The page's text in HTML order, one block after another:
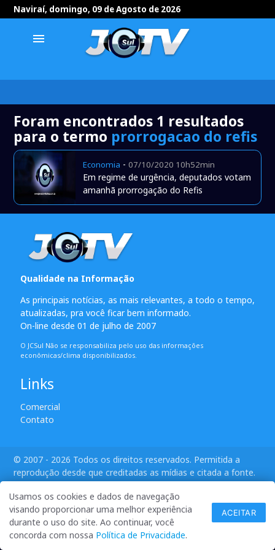
Naviraí, domingo, 09 de Agosto de 2026
menu
Foram encontrados 1 resultados
para o termo prorrogacao do refis
Economia -07/10/2020 10h52min
Em regime de urgência, deputados votam
amanhã prorrogação do Refis
Qualidade na Informação
As principais notícias, as mais relevantes, a todo o tempo,
atualizadas, pra você ficar bem informado.
On-line desde 01 de julho de 2007
O JCSul Não se responsabiliza pelo uso das informações
econômicas/clima disponibilizados.
Links
Comercial
Contato
© 2007 - 2026 Todos os direitos reservados. Permitida a
reprodução desde que creditadas as mídias e citada a fonte.
Usamos os cookies e dados de navegação
visando proporcionar uma melhor experiência
durante o uso do site. Ao continuar, você
concorda com nossa Política de Privacidade.
ACEITAR